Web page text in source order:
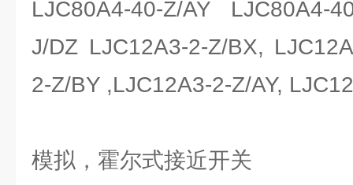
LJC80A4-40-Z/AY LJC80A4-
J/DZ LJC12A3-2-Z/BX,
2-Z/BY ,LJC12A3-2-Z/AY,
模拟，霍尔式接近开关